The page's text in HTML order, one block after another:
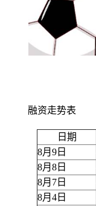
融资走势表
日期
8月9日
8月8日
8月7日
8月4日